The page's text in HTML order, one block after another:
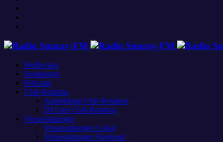
Studiocam
Sendungen
Podcasts
Club Rotation
Anmeldung Club-Rotation
DJ’s der Club Rotation
Veranstaltungen
Veranstaltungen Lokal
Veranstaltungen Regional